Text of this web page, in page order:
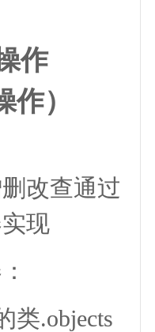
作
作）
改查通过
现
类.objects